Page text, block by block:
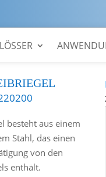
besteht aus einem
Stahl, das einen
von den
enthält.